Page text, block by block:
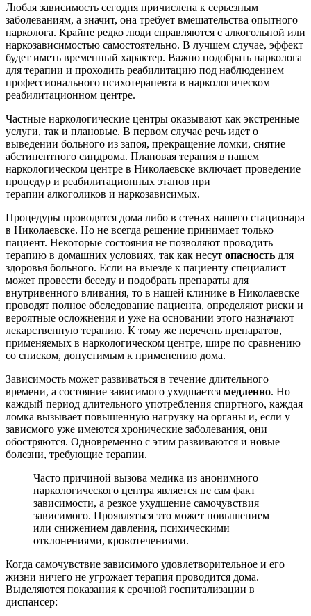
Любая зависимость сегодня причислена к серьезным
заболеваниям, а значит, она требует вмешательства опытного
нарколога. Крайне редко люди справляются с алкогольной или
наркозависимостью самостоятельно. В лучшем случае, эффект
будет иметь временный характер. Важно подобрать нарколога
для терапии и проходить реабилитацию под наблюдением
профессионального психотерапевта в наркологическом
реабилитационном центре.
Частные наркологические центры оказывают как экстренные
услуги, так и плановые. В первом случае речь идет о
выведении больного из запоя, прекращение ломки, снятие
абстинентного синдрома. Плановая терапия в нашем
наркологическом центре в Николаевске включает проведение
процедур и реабилитационных этапов при
терапии алкоголиков и наркозависимых.
Процедуры проводятся дома либо в стенах нашего стационара
в Николаевске. Но не всегда решение принимает только
пациент. Некоторые состояния не позволяют проводить
терапию в домашних условиях, так как несут опасность для
здоровья больного. Если на выезде к пациенту специалист
может провести беседу и подобрать препараты для
внутривенного вливания, то в нашей клинике в Николаевске
проводят полное обследование пациента, определяют риски и
вероятные осложнения и уже на основании этого назначают
лекарственную терапию. К тому же перечень препаратов,
применяемых в наркологическом центре, шире по сравнению
со списком, допустимым к применению дома.
Зависимость может развиваться в течение длительного
времени, а состояние зависимого ухудшается медленно. Но
каждый период длительного употребления спиртного, каждая
ломка вызывает повышенную нагрузку на органы и, если у
зависмого уже имеются хронические заболевания, они
обостряются. Одновременно с этим развиваются и новые
болезни, требующие терапии.
Часто причиной вызова медика из анонимного
наркологического центра является не сам факт
зависимости, а резкое ухудшение самочувствия
зависимого. Проявляться это может повышением
или снижением давления, психическими
отклонениями, кровотечениями.
Когда самочувствие зависимого удовлетворительное и его
жизни ничего не угрожает терапия проводится дома.
Выделяются показания к срочной госпитализации в
диспансер: